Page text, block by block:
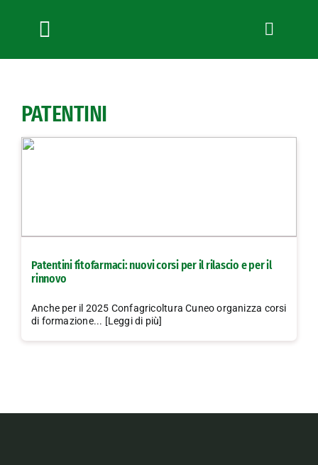
Toggle
Navigation
News
Bandi
Lavora con noi
PATENTINI
Patentini fitofarmaci: nuovi corsi per il rilascio e per il
rinnovo
Anche per il 2025 Confagricoltura Cuneo organizza corsi
di formazione... [Leggi di più]